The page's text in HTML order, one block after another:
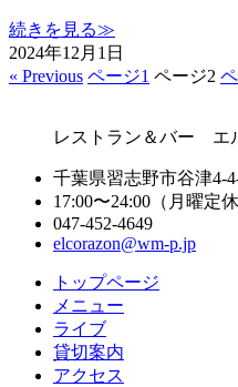
続きを見る≫
2024年12月1日
« Previous ページ1 ページ2
レストラン＆バー エ
千葉県習志野市谷津4-
17:00〜24:00（月曜定休
047-452-4649
elcorazon@wm-p.jp
トップページ
メニュー
ライブ
貸切案内
アクセス